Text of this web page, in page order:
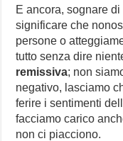
E ancora, sognare
significare che
persone o
tutto senza dire
remissiva; non
negativo, lasciamo
ferire i sentimenti
facciamo carico
non ci piacciono.